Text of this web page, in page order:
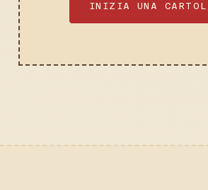
INIZIA UNA